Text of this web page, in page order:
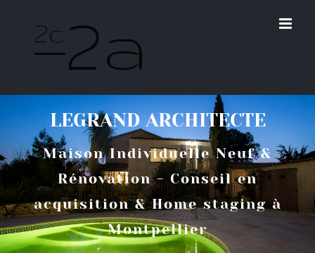
content
LEGRAND ARCHITECTE
Maison Individuelle Neuf &
Rénovation - Conseil en
acquisition & Home staging à
Montpellier